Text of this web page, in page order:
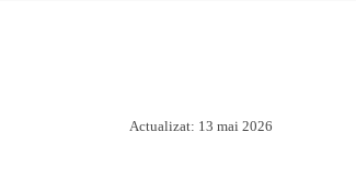
Actualizat: 13 mai 2026